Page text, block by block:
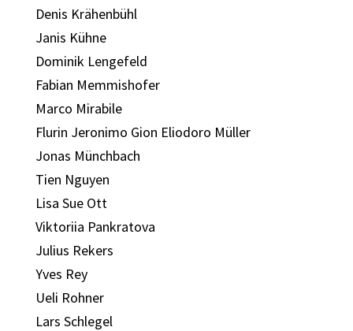
Denis Krähenbühl
Janis Kühne
Dominik Lengefeld
Fabian Memmishofer
Marco Mirabile
Flurin Jeronimo Gion Eliodoro Müller
Jonas Münchbach
Tien Nguyen
Lisa Sue Ott
Viktoriia Pankratova
Julius Rekers
Yves Rey
Ueli Rohner
Lars Schlegel